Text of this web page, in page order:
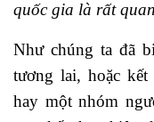
quốc gia là rất
Như chúng ta đã
tương lai, hoặc
hay một nhóm